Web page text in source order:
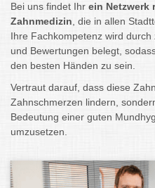
Bei uns findet Ihr ein Netzwerk
Zahnmedizin , die in allen
Ihre Fachkompetenz wird
und Bewertungen belegt,
den besten Händen zu sein.
Vertraut darauf, dass diese
Zahnschmerzen lindern,
Bedeutung einer guten
umzusetzen.